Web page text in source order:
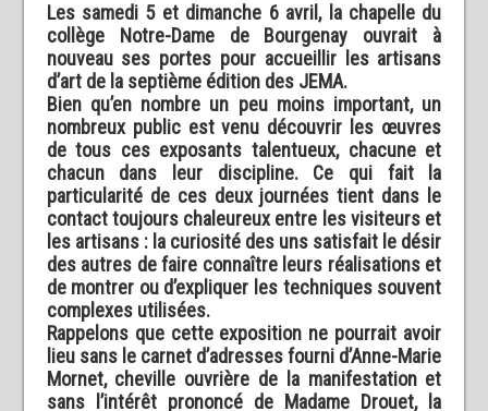
Les samedi 5 et dimanche 6 avril, la chapelle du
collège Notre-Dame de Bourgenay ouvrait à
nouveau ses portes pour accueillir les artisans
d’art de la septième édition des JEMA.
Bien qu’en nombre un peu moins important, un
nombreux public est venu découvrir les œuvres
de tous ces exposants talentueux, chacune et
chacun dans leur discipline. Ce qui fait la
particularité de ces deux journées tient dans le
contact toujours chaleureux entre les visiteurs et
les artisans : la curiosité des uns satisfait le désir
des autres de faire connaître leurs réalisations et
de montrer ou d’expliquer les techniques souvent
complexes utilisées.
Rappelons que cette exposition ne pourrait avoir
lieu sans le carnet d’adresses fourni d’Anne-Marie
Mornet, cheville ouvrière de la manifestation et
sans l’intérêt prononcé de Madame Drouet, la